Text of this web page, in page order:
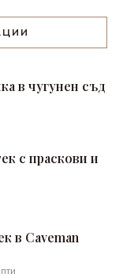
в чугунен съд
с праскови и
в Caveman